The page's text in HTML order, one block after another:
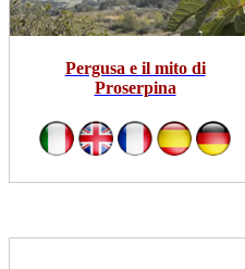
Pergusa e il mito di
Proserpina